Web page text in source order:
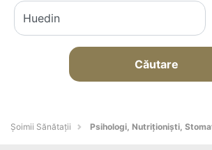
Căutare
Şoimii Sănătații Psihologi, Nutriționiști,